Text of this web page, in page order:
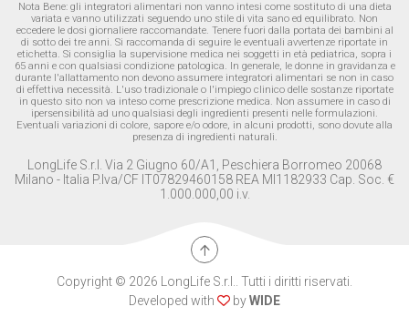
Nota Bene: gli integratori alimentari non vanno intesi come sostituto di una dieta
variata e vanno utilizzati seguendo uno stile di vita sano ed equilibrato. Non
eccedere le dosi giornaliere raccomandate. Tenere fuori dalla portata dei bambini al
di sotto dei tre anni. Si raccomanda di seguire le eventuali avvertenze riportate in
etichetta. Si consiglia la supervisione medica nei soggetti in età pediatrica, sopra i
65 anni e con qualsiasi condizione patologica. In generale, le donne in gravidanza e
durante l'allattamento non devono assumere integratori alimentari se non in caso
di effettiva necessità. L'uso tradizionale o l'impiego clinico delle sostanze riportate
in questo sito non va inteso come prescrizione medica. Non assumere in caso di
ipersensibilità ad uno qualsiasi degli ingredienti presenti nelle formulazioni.
Eventuali variazioni di colore, sapore e/o odore, in alcuni prodotti, sono dovute alla
presenza di ingredienti naturali.
LongLife S.r.l. Via 2 Giugno 60/A1, Peschiera Borromeo 20068
Milano - Italia P.Iva/CF IT07829460158 REA MI1182933 Cap. Soc. €
1.000.000,00 i.v.
Copyright © 2026 LongLife S.r.l.. Tutti i diritti riservati.
Developed with
byWIDE